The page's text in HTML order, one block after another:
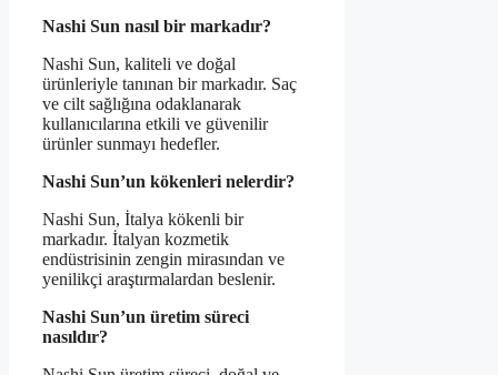
Nashi Sun nasıl bir markadır?
Nashi Sun, kaliteli ve doğal
ürünleriyle tanınan bir markadır. Saç
ve cilt sağlığına odaklanarak
kullanıcılarına etkili ve güvenilir
ürünler sunmayı hedefler.
Nashi Sun’un kökenleri nelerdir?
Nashi Sun, İtalya kökenli bir
markadır. İtalyan kozmetik
endüstrisinin zengin mirasından ve
yenilikçi araştırmalardan beslenir.
Nashi Sun’un üretim süreci
nasıldır?